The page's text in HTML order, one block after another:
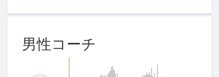
男性コーチ